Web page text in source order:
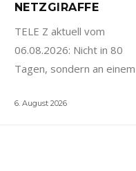
NETZGIRAFFE
TELE Z aktuell vom
06.08.2026: Nicht in 80
Tagen, sondern an einem
6. August 2026